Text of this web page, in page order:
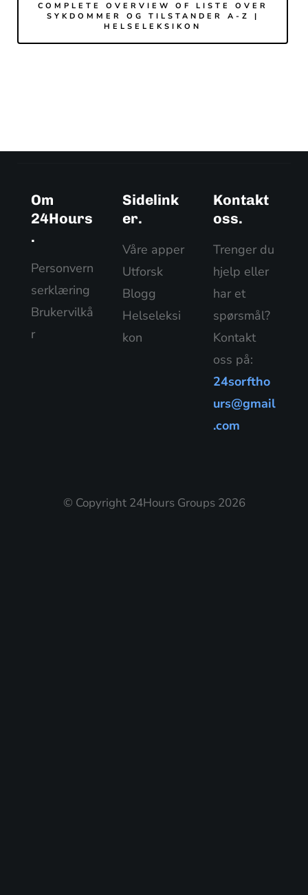
COMPLETE OVERVIEW OF LISTE OVER
SYKDOMMER OG TILSTANDER A-Z |
HELSELEKSIKON
Om
24Hours
.
Personvern
serklæring
Brukervilkå
r
Sidelink
er.
Våre apper
Utforsk
Blogg
Helseleksi
kon
Kontakt
oss.
Trenger du
hjelp eller
har et
spørsmål?
Kontakt
oss på:
24sorftho
urs@gmail
.com
© Copyright 24Hours Groups 2026